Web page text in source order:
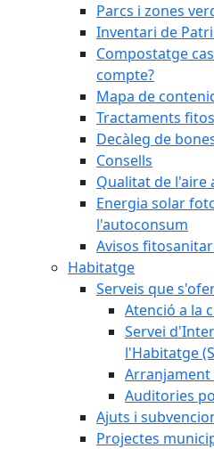
Parcs i zones
Inventari de
Compostatge
compte?
Mapa de
Tractaments
Decàleg de
Consells
Qualitat de l'aire
Energia solar
l'autoconsum
Avisos
Habitatge
Serveis que
Atenció a la
Servei
l'Habitatge
Auditories
Ajuts i
Projectes